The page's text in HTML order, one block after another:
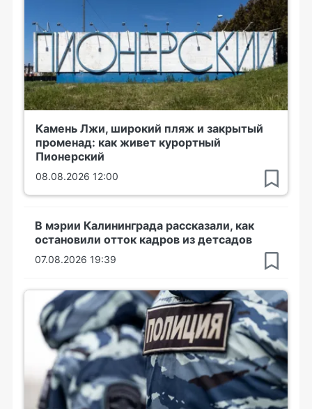
Камень Лжи, широкий пляж и закрытый
променад: как живет курортный
Пионерский
08.08.2026 12:00
В мэрии Калининграда рассказали, как
остановили отток кадров из детсадов
07.08.2026 19:39